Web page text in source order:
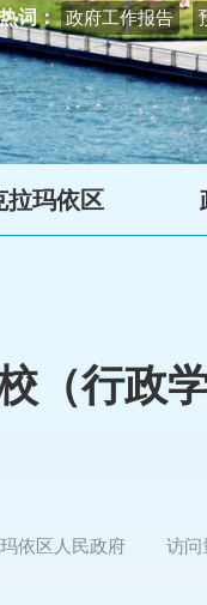
词： 政府工作报告
拉玛依区
（行政
依区人民政府 访问